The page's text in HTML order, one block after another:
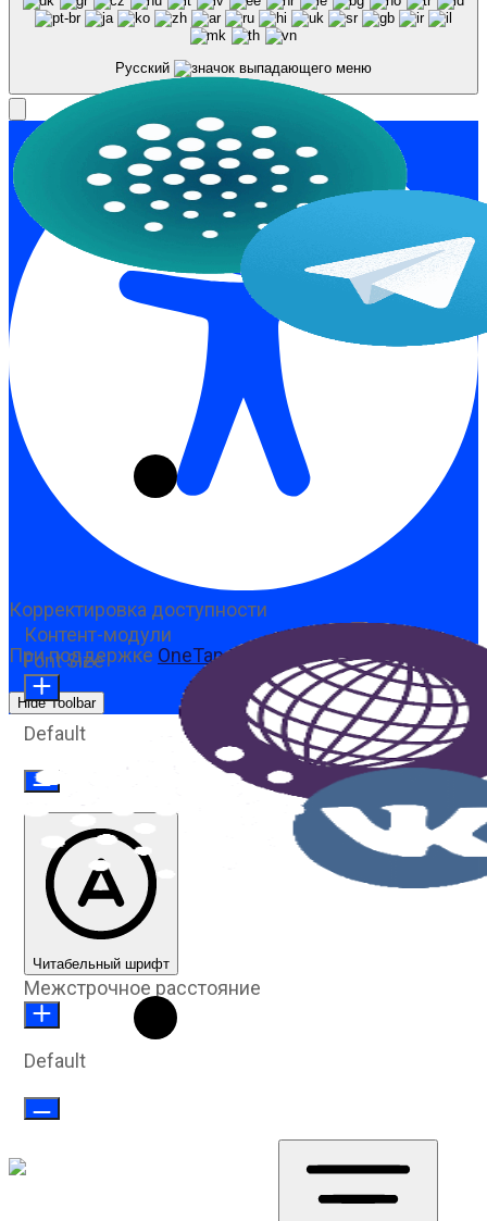
Русский
Корректировка доступности
При поддержке OneTap
Hide Toolbar
Контент-модули
Font Size
Default
Читабельный шрифт
Межстрочное расстояние
Default